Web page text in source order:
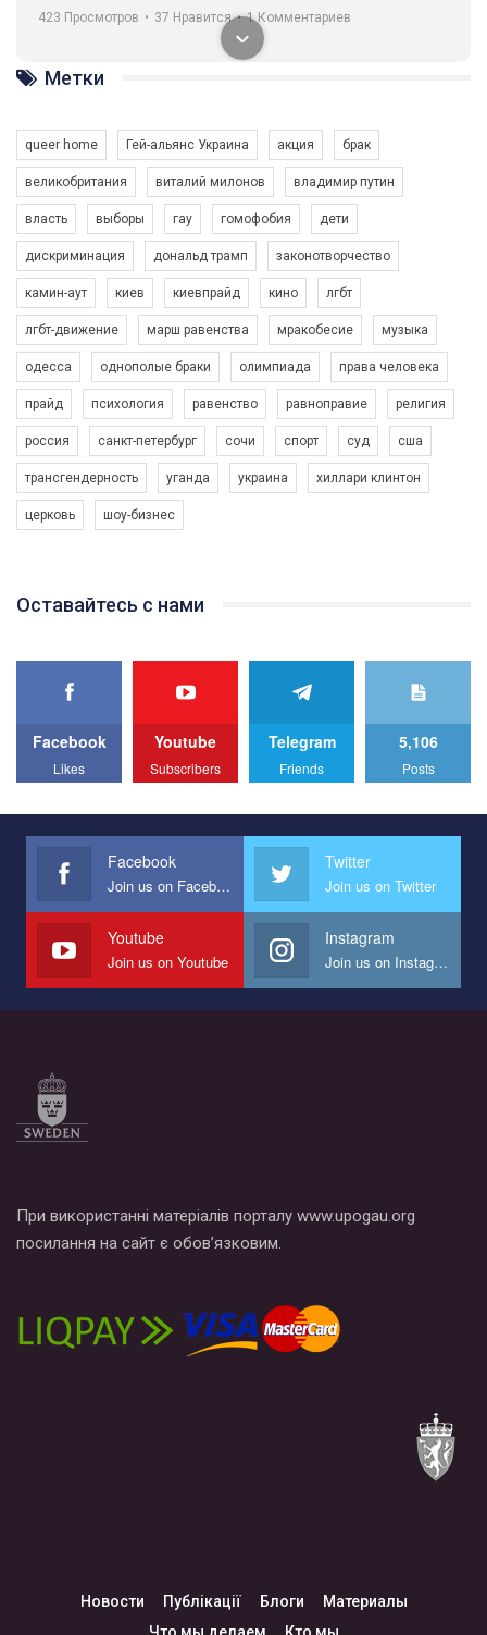
навіть коли ми у різних містах та не можемо зустрінеться, ми
разом. Ми закликаємо всіх хто поділяє цінності рівності та
солідарності, приєднатися до нас. Регіональні підрозділи
ГАУ є в 16 областях України.
Разом наш голос лунає гучніше!
423 Просмотров • 37 Нравится • 1 Комментариев
Зупинимо насильство проти ЛГБТ в Україні! Stop violence against LGBT in Ukraine!
6/30/2017
Емоційний та вражаючий промо-ролік на конкурс PACT, який
представляє програму "Гей-альянс Україна" з протидії
насильству проти ЛГБТ в Україні.
Ми просимо вашої підтримки, щоб реалізувати нашу
програму з боротьби з насильством проти ЛГБТ в Україні.
Якщо ти хочеш підтримати нас - просто натисни "лайк" під
best video, representing programme for the development of
We appeal to your support and ask to help us implement our plan
All you have to do is to press "Like" below the video.
Эмоционально сильный ролик от команды "Гей-альянс
представляющий программу развития организации.
Мы просим вас поддержать нас и помочь нам реализовать
наш план по борьбе с насилием и дискриминацией на почве
СОГИ в Украине.
Все, что вам нужно сделать - это зайти на наш канал YouTube
1.9K Просмотров • 226 Нравится • 5 Комментариев
Метки
queer home Гей-альянс Украина акция брак
великобритания виталий милонов владимир путин
власть выборы гау гомофобия дети
дискриминация дональд трамп законотворчество
камин-аут киев киевпрайд кино лгбт
лгбт-движение марш равенства мракобесие музыка
одесса однополые браки олимпиада права человека
прайд психология равенство равноправие религия
россия санкт-петербург сочи спорт суд сша
трансгендерность уганда украина хиллари клинтон
церковь шоу-бизнес
Оставайтесь с нами
Facebook
Likes
Youtube
Subscribers
Telegram
Friends
5,106
Posts
Facebook
Join us on Facebook
Twitter
Join us on Twitter
Youtube
Join us on Youtube
Instagram
Join us on Instagram
При використанні матеріалів порталу www.upogau.org
посилання на сайт є обов’язковим.
Новости Публікації Блоги
Материалы
Что мы делаем
Кто мы